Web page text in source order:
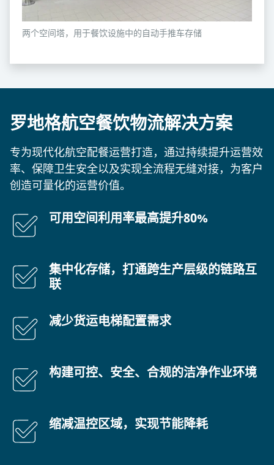
两个空间塔，用于餐饮设施中的自动手推车存储
罗地格航空餐饮物流解决方案
专为现代化航空配餐运营打造，通过持续提升运营效
率、保障卫生安全以及实现全流程无缝对接，为客户
创造可量化的运营价值。
可用空间利用率最高提升80%
集中化存储，打通跨生产层级的链路互
联
减少货运电梯配置需求
构建可控、安全、合规的洁净作业环境
缩减温控区域，实现节能降耗